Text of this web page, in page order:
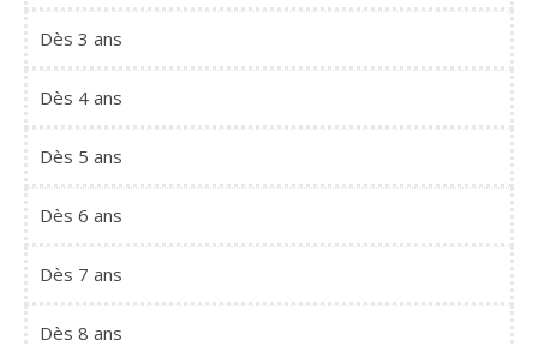
Dès 3 ans
Dès 4 ans
Dès 5 ans
Dès 6 ans
Dès 7 ans
Dès 8 ans